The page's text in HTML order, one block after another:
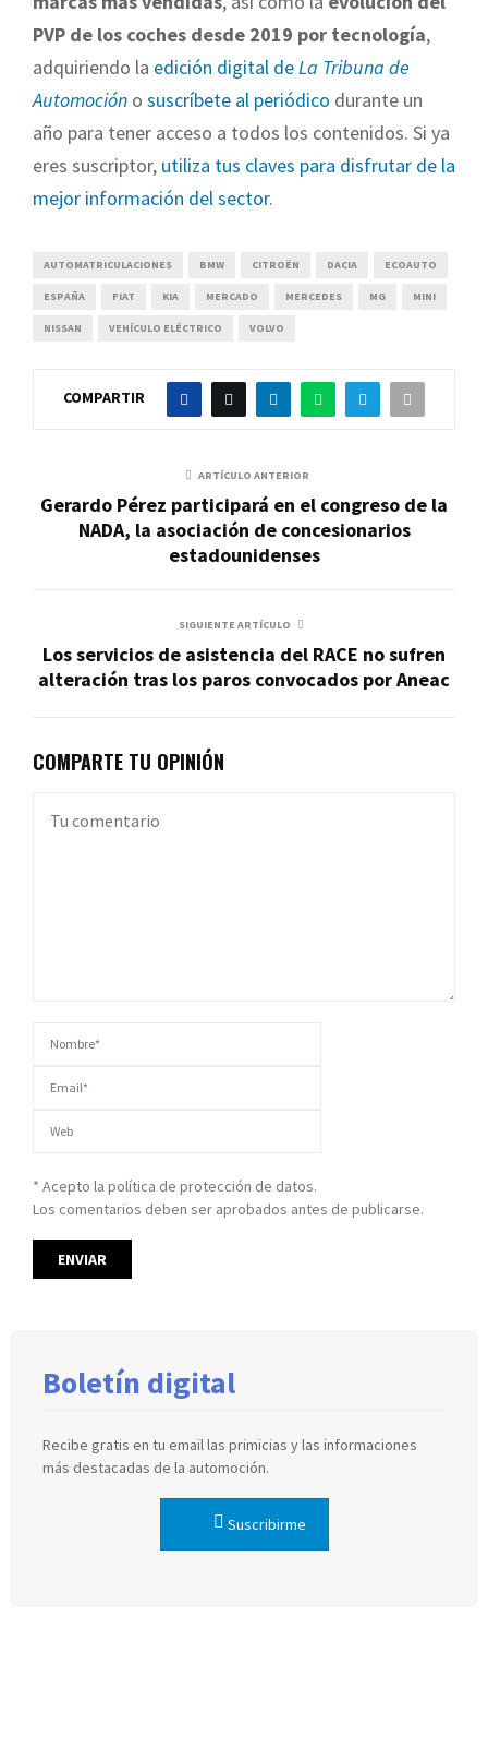
PVP de los coches desde 2019 por tecnología,
adquiriendo la edición digital deLa Tribuna de
Automoción o suscríbete al periódico durante un
año para tener acceso a todos los contenidos. Si ya
eres suscriptor, utiliza tus claves para disfrutar de la
mejor información del sector.
AUTOMATRICULACIONES BMW CITROËN DACIA ECOAUTO
ESPAÑA FIAT KIA MERCADO MERCEDES MG MINI
NISSAN VEHÍCULO ELÉCTRICO VOLVO
COMPARTIR
ARTÍCULO ANTERIOR
Gerardo Pérez participará en el congreso de la
NADA, la asociación de concesionarios
estadounidenses
SIGUIENTE ARTÍCULO
Los servicios de asistencia del RACE no sufren
alteración tras los paros convocados por Aneac
COMPARTE TU OPINIÓN
* Acepto la política de protección de datos.
Los comentarios deben ser aprobados antes de publicarse.
Boletín digital
Recibe gratis en tu email las primicias y las informaciones
más destacadas de la automoción.
Suscribirme